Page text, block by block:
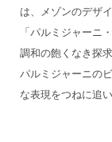
は、メゾンのデザ
「パルミジャーニ
調和の飽くなき探
パルミジャーニの
な表現をつねに追